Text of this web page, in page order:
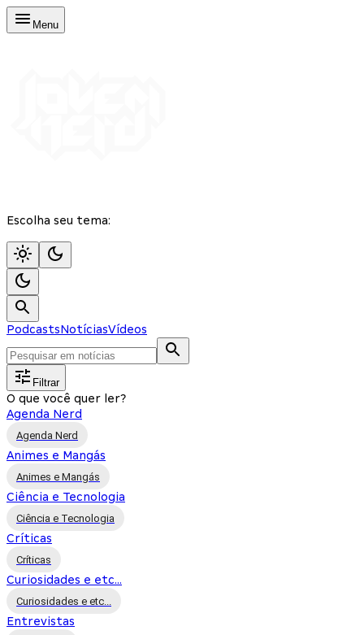
Menu
Escolha seu tema:
PodcastsNotíciasVídeos
Filtrar
O que você quer ler?
Agenda Nerd
Agenda Nerd
Animes e Mangás
Animes e Mangás
Ciência e Tecnologia
Ciência e Tecnologia
Críticas
Críticas
Curiosidades e etc...
Curiosidades e etc...
Entrevistas